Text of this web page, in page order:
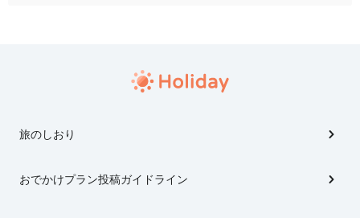
旅のしおり
おでかけプラン投稿ガイドライン